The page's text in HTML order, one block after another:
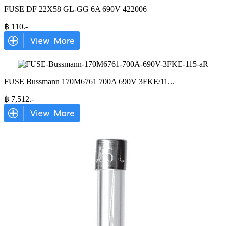
FUSE DF 22X58 GL-GG 6A 690V 422006
฿ 110.-
FUSE Bussmann 170M6761 700A 690V 3FKE/11 ...
฿ 7,512.-